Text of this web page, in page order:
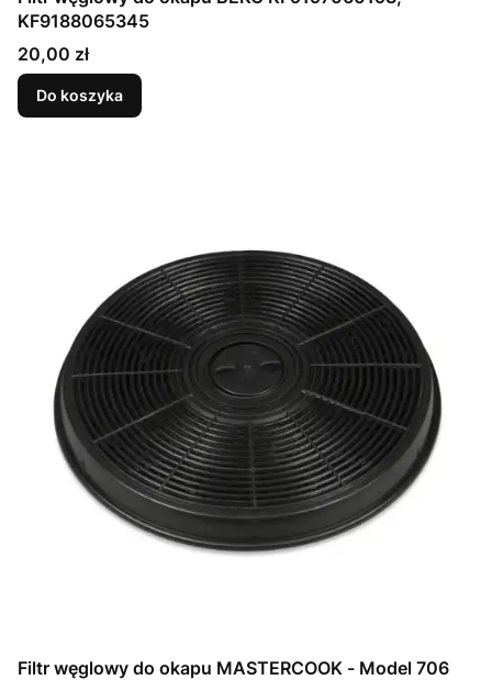
KF9188065345
Cena
20,00 zł
Do koszyka
Filtr węglowy do okapu MASTERCOOK - Model 706